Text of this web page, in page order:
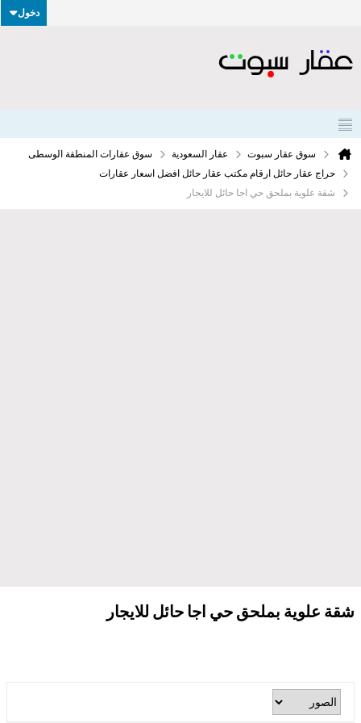
دخول
سوق عقار سبوت عقار السعودية
سوق عقارات المنطقة الوسطى
حراج عقار حائل ارقام مكتب عقار حائل افضل اسعار عقارات
شقة علوية بملحق حي اجا حائل للايجار
شقة علوية بملحق حي اجا حائل للايجار